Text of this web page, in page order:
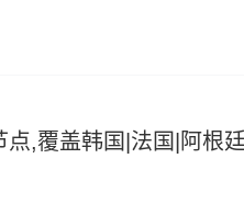
,覆盖韩国|法国|阿根